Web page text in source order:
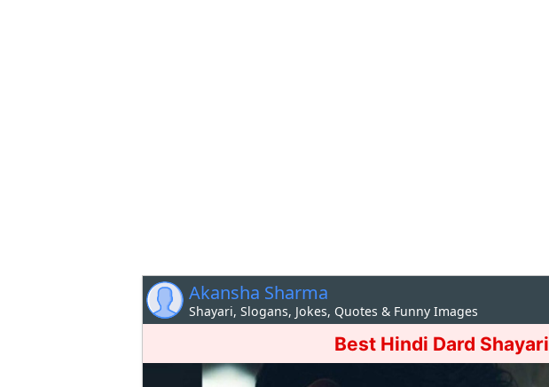
Akansha Sharma
Shayari, Slogans, Jokes, Quotes & Funny Images
Best Hindi Dard Shayari